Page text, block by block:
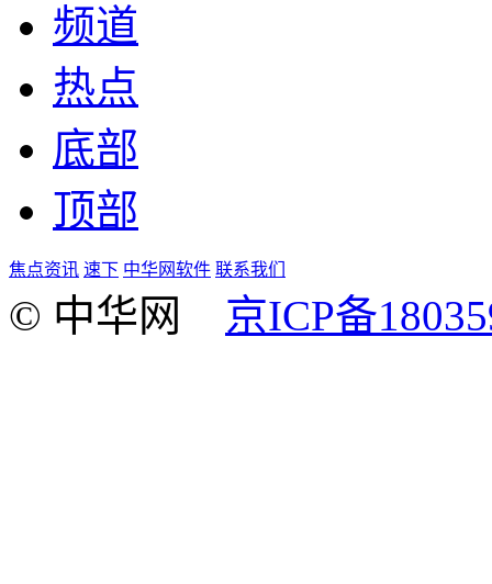
频道
热点
底部
顶部
焦点资讯 速下 中华网软件 联系我们
© 中华网 京ICP备